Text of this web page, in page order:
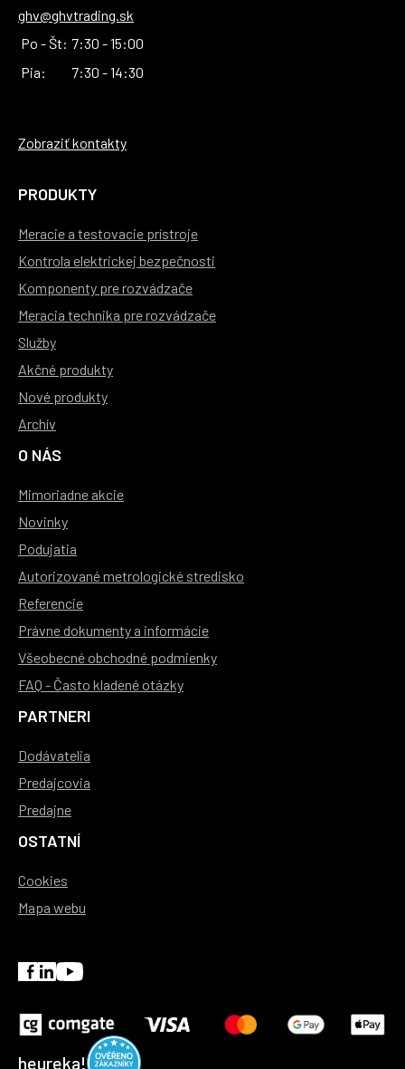
ghv@ghvtrading.sk
Po - Št: 7:30 - 15:00
Pia:
7:30 - 14:30
Zobraziť kontakty
PRODUKTY
Meracie a testovacie prístroje
Kontrola elektrickej bezpečnosti
Komponenty pre rozvádzače
Meracia technika pre rozvádzače
Služby
Akčné produkty
Nové produkty
Archív
O NÁS
Mimoriadne akcie
Novinky
Podujatia
Autorizované metrologické stredisko
Referencie
Právne dokumenty a informácie
Všeobecné obchodné podmienky
FAQ - Často kladené otázky
PARTNERI
Dodávatelia
Predajcovia
Predajne
OSTATNÍ
Cookies
Mapa webu
heureka!